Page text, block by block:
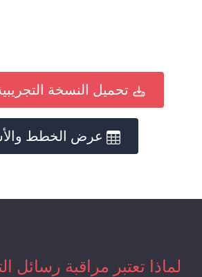
تحميل النسخة
عرض الخطط
لماذا تعتبر مراقبة رسائل